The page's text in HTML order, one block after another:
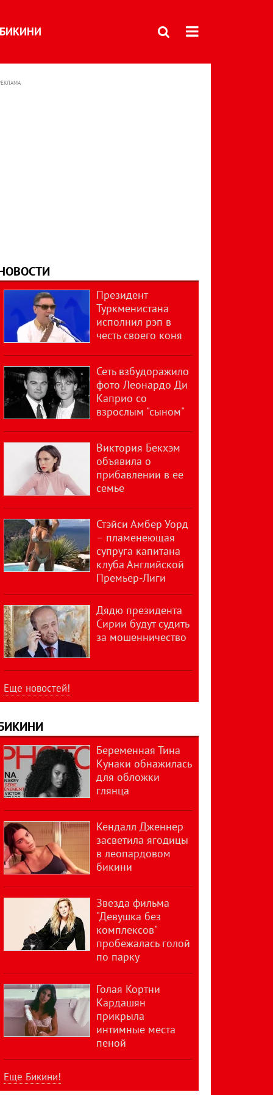
БИКИНИ
Президент
Туркменистана
исполнил рэп в
честь своего коня
Сеть взбудоражило
фото Леонардо Ди
Каприо со
взрослым "сыном"
Виктория Бекхэм
объявила о
прибавлении в ее
семье
Стэйси Амбер Уорд
– пламенеющая
супруга капитана
клуба Английской
Премьер-Лиги
Дядю президента
Сирии будут судить
за мошенничество
Еще новостей!
Беременная Тина
Кунаки обнажилась
для обложки
глянца
Кендалл Дженнер
засветила ягодицы
в леопардовом
бикини
Звезда фильма
"Девушка без
комплексов"
пробежалась голой
по парку
Голая Кортни
Кардашян
прикрыла
интимные места
пеной
Еще Бикини!